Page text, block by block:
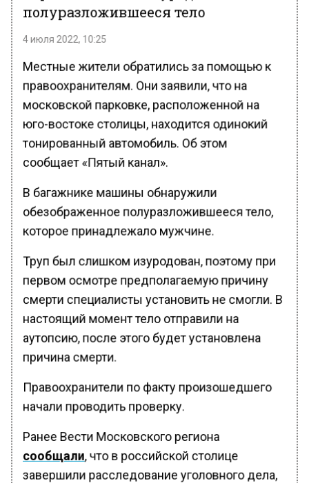
полуразложившееся тело
4 июля 2022, 10:25
Местные жители обратились за помощью к
правоохранителям. Они заявили, что на
московской парковке, расположенной на
юго-востоке столицы, находится одинокий
тонированный автомобиль. Об этом
сообщает «Пятый канал».
В багажнике машины обнаружили
обезображенное полуразложившееся тело,
которое принадлежало мужчине.
Труп был слишком изуродован, поэтому при
первом осмотре предполагаемую причину
смерти специалисты установить не смогли. В
настоящий момент тело отправили на
аутопсию, после этого будет установлена
причина смерти.
Правоохранители по факту произошедшего
начали проводить проверку.
Ранее Вести Московского региона
сообщали, что в российской столице
завершили расследование уголовного дела,